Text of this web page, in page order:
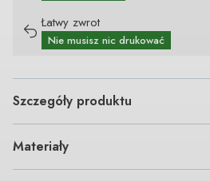
Łatwy zwrot
Nie musisz nic drukować
Szczegóły produktu
Materiały